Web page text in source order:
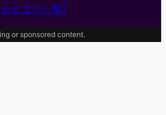
|カテゴリ一覧|
or sponsored content.